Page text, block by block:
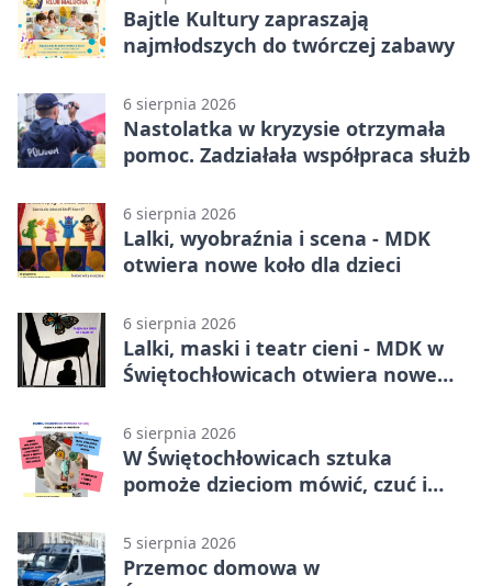
Bajtle Kultury zapraszają
najmłodszych do twórczej zabawy
6 sierpnia 2026
Nastolatka w kryzysie otrzymała
pomoc. Zadziałała współpraca służb
6 sierpnia 2026
Lalki, wyobraźnia i scena - MDK
otwiera nowe koło dla dzieci
6 sierpnia 2026
Lalki, maski i teatr cieni - MDK w
Świętochłowicach otwiera nowe
6 sierpnia 2026
W Świętochłowicach sztuka
pomoże dzieciom mówić, czuć i
5 sierpnia 2026
Przemoc domowa w